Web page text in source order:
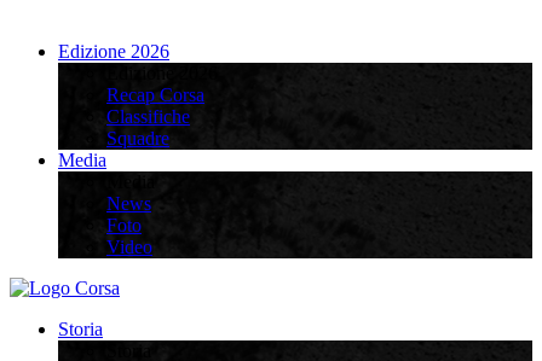
Edizione 2026
Recap Corsa
Classifiche
Squadre
Media
News
Foto
Video
Storia